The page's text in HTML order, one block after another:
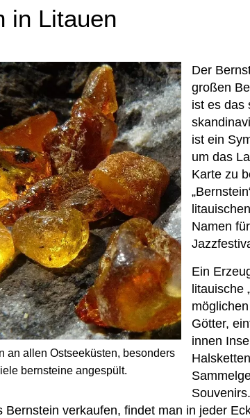
in Litauen
an allen Ostseeküsten, besonders
bernsteine angespült.
Der
großen
ist es das
ist ein
um das
Karte zu
Namen
Ein
litauische
Götter,
innen
Bernstein verkaufen, findet man in jeder